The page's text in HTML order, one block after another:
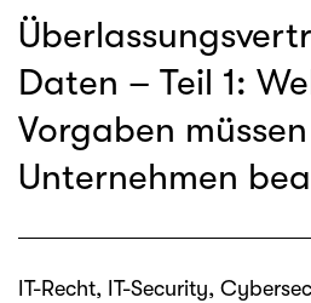
Daten – Teil 1:
Vorgaben müssen
Unternehmen
IT-Recht, IT-Security,